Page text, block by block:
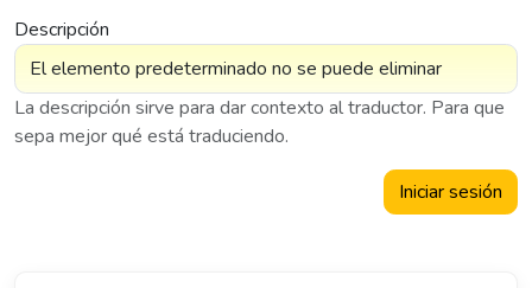
Descripción
La descripción sirve para dar contexto al traductor. Para que
sepa mejor qué está traduciendo.
Iniciar sesión